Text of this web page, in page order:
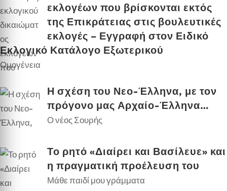
εκλογέων που βρίσκονται εκτός
της Επικράτειας στις βουλευτικές
εκλογές – Εγγραφή στον Ειδικό
Εκλογικό Κατάλογο Εξωτερικού
Ομογένεια
Η σχέση του Νεο-Έλληνα, με τον
πρόγονο μας Αρχαίο-Έλληνα…
Ο νέος Σουρής
Το ρητό «Διαίρει και Βασίλευε» και
η πραγματική προέλευση του
Μάθε παιδί μου γράμματα